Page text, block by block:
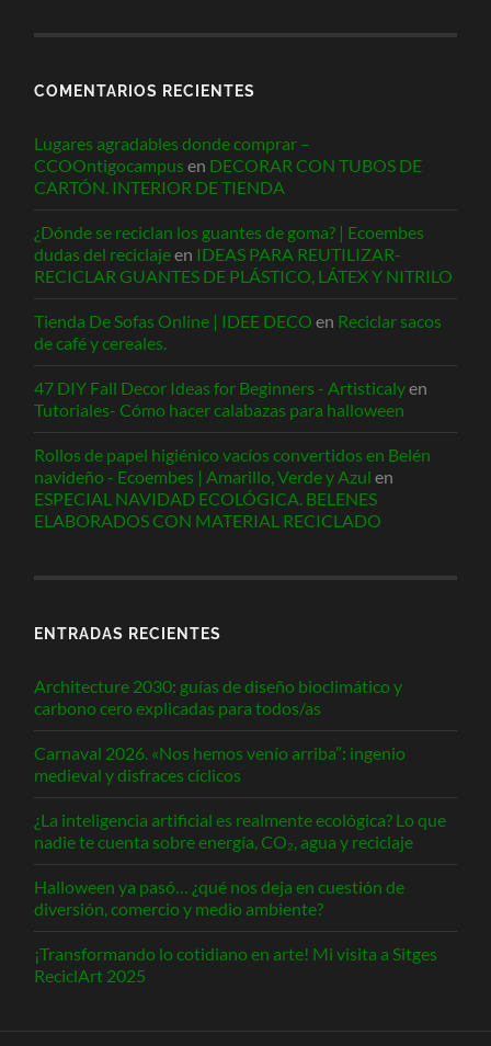
COMENTARIOS RECIENTES
Lugares agradables donde comprar –
CCOOntigocampus en DECORAR CON TUBOS DE
CARTÓN. INTERIOR DE TIENDA
¿Dónde se reciclan los guantes de goma? | Ecoembes
dudas del reciclajeen IDEAS PARA REUTILIZAR-
RECICLAR GUANTES DE PLÁSTICO, LÁTEX Y NITRILO
Tienda De Sofas Online | IDEE DECO en Reciclar sacos
de café y cereales.
47 DIY Fall Decor Ideas for Beginners - Artisticalyen
Tutoriales- Cómo hacer calabazas para halloween
Rollos de papel higiénico vacíos convertidos en Belén
navideño - Ecoembes | Amarillo, Verde y Azul en
ESPECIAL NAVIDAD ECOLÓGICA. BELENES
ELABORADOS CON MATERIAL RECICLADO
ENTRADAS RECIENTES
Architecture 2030: guías de diseño bioclimático y
carbono cero explicadas para todos/as
Carnaval 2026. «Nos hemos venío arriba”: ingenio
medieval y disfraces cíclicos
¿La inteligencia artificial es realmente ecológica? Lo que
nadie te cuenta sobre energía, CO₂, agua y reciclaje
Halloween ya pasó… ¿qué nos deja en cuestión de
diversión, comercio y medio ambiente?
¡Transformando lo cotidiano en arte! Mi visita a Sitges
ReciclArt 2025